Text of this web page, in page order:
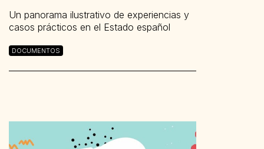
Un panorama ilustrativo de experiencias y
casos prácticos en el Estado español
DOCUMENTOS